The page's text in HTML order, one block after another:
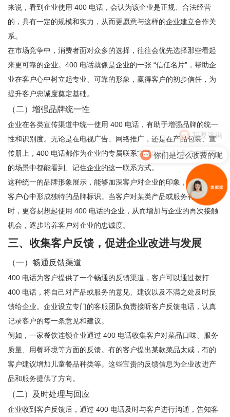
来说，看到企业使用 400 电话，会认为该企业是正规、合法经营
的，具有一定的规模和实力，从而更愿意与这样的企业建立合作关
系。
在市场竞争中，消费者面对众多的选择，往往会优先选择那些看起
来更可靠的企业。400 电话就像是企业的一张 “信任名片”，帮助企
业在客户心中树立起专业、可靠的形象，赢得客户的初步信任，为
提升客户忠诚度奠定基础。
（二）增强品牌统一性
企业在各类宣传渠道中统一使用 400 电话，有助于增强品牌的统一
性和识别度。无论是在电视广告、网络推广，还是在产品包装、宣
传册上，400 电话都作为企业的专属联系方式出现，让客户在不同
的场景中都能看到、记住企业的这一联系方式。
这种统一的品牌形象展示，能够加深客户对企业的印象，使企业在
客户心中形成独特的品牌标识。当客户对某类产品或服务有需求
时，更容易想起使用 400 电话的企业，从而增加与企业的再次接触
机会，逐步培养客户对企业的忠诚度。
三、收集客户反馈，促进企业改进与发展
（一）畅通反馈渠道
400 电话为客户提供了一个畅通的反馈渠道，客户可以通过拨打
400 电话，将自己对产品或服务的意见、建议以及不满之处及时反
馈给企业。企业设立专门的客服团队负责接听客户反馈电话，认真
记录客户的每一条意见和建议。
例如，一家餐饮连锁企业通过 400 电话收集客户对菜品口味、服务
质量、用餐环境等方面的反馈。有的客户提出某款菜品太咸，有的
客户建议增加儿童餐品种类等。这些宝贵的反馈信息为企业改进产
品和服务提供了方向。
（二）及时处理与回应
企业收到客户反馈后，通过 400 电话及时与客户进行沟通，告知客
我要咨询
你们是怎么收费的呢